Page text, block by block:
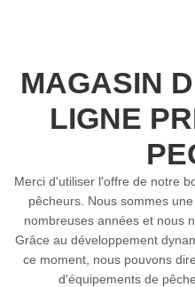
MAGASIN
LIGNE
Merci d'utiliser l'offre de notre
pêcheurs. Nous sommes
nombreuses années et nous
Grâce au développement
ce moment, nous pouvons
d'équipements de